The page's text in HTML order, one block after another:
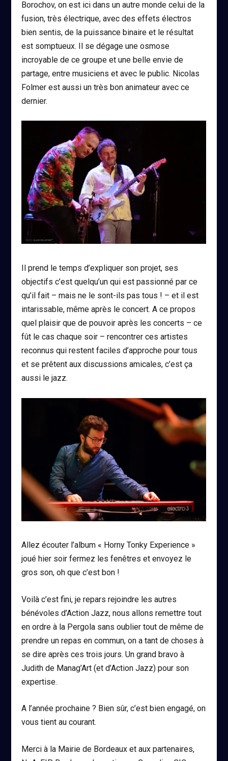
Borochov, on est ici dans un autre monde celui de la
fusion, très électrique, avec des effets électros
bien sentis, de la puissance binaire et le résultat
est somptueux. Il se dégage une osmose
incroyable de ce groupe et une belle envie de
partage, entre musiciens et avec le public. Nicolas
Folmer est aussi un très bon animateur avec ce
dernier.
Il prend le temps d’expliquer son projet, ses
objectifs c’est quelqu’un qui est passionné par ce
qu’il fait – mais ne le sont-ils pas tous ! – et il est
intarissable, même après le concert. A ce propos
quel plaisir que de pouvoir après les concerts – ce
fût le cas chaque soir – rencontrer ces artistes
reconnus qui restent faciles d’approche pour tous
et se prêtent aux discussions amicales, c’est ça
aussi le jazz.
Allez écouter l’album « Horny Tonky Experience »
joué hier soir fermez les fenêtres et envoyez le
gros son, oh que c’est bon !
Voilà c’est fini, je repars rejoindre les autres
bénévoles d’Action Jazz, nous allons remettre tout
en ordre à la Pergola sans oublier tout de même de
prendre un repas en commun, on a tant de choses à
se dire après ces trois jours. Un grand bravo à
Judith de Manag’Art (et d’Action Jazz) pour son
expertise.
A l’année prochaine ? Bien sûr, c’est bien engagé, on
vous tient au courant.
Merci à la Mairie de Bordeaux et aux partenaires,